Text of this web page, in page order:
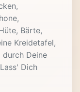
Bärte,
Kreidetafel,
durch Deine
Dich